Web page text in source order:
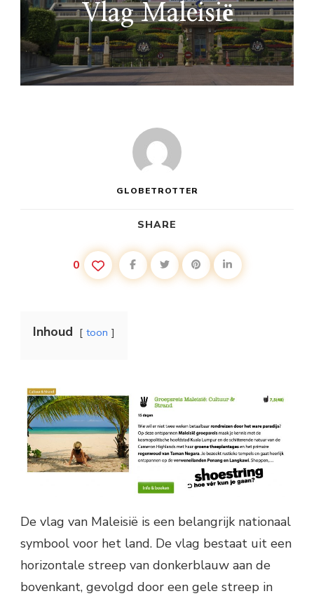
Vlag Maleisië
GLOBETROTTER
SHARE
0
Inhoud toon
De vlag van Maleisië is een belangrijk nationaal
symbool voor het land. De vlag bestaat uit een
horizontale streep van donkerblauw aan de
bovenkant, gevolgd door een gele streep in